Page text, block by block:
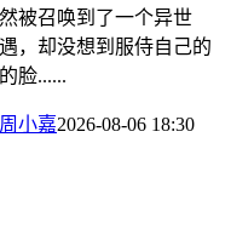
被召唤到了一个异世
，却没想到服侍自己的
脸......
小嘉2026-08-06 18:30